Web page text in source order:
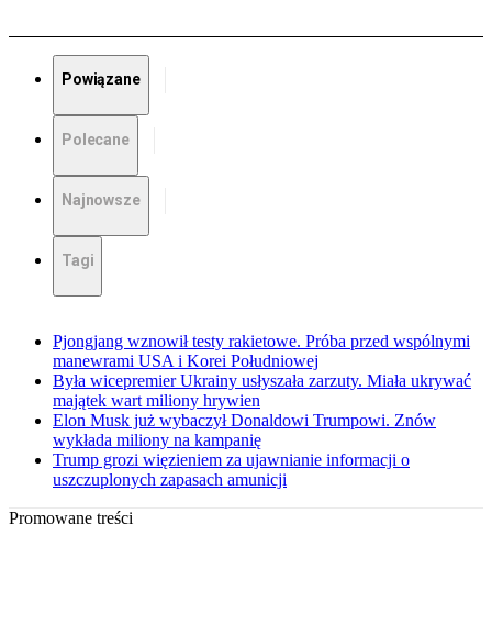
Powiązane
Polecane
Najnowsze
Tagi
Pjongjang wznowił testy rakietowe. Próba przed wspólnymi
manewrami USA i Korei Południowej
Była wicepremier Ukrainy usłyszała zarzuty. Miała ukrywać
majątek wart miliony hrywien
Elon Musk już wybaczył Donaldowi Trumpowi. Znów
wykłada miliony na kampanię
Trump grozi więzieniem za ujawnianie informacji o
uszczuplonych zapasach amunicji
Promowane treści